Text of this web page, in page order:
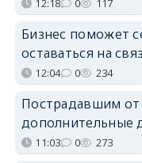
12:18 0 117
Бизнес поможет
оставаться на
12:04 0 234
Пострадавшим
дополнительные
11:03 0 273